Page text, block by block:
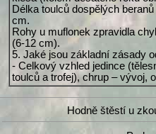
Délka toulců dospělých
cm.
Rohy u muflonek zpravidla
(6-12 cm).
5. Jaké jsou základní zásady
- Celkový vzhled jedince
toulců a trofej), chrup – vývoj,
Hodně štěstí u